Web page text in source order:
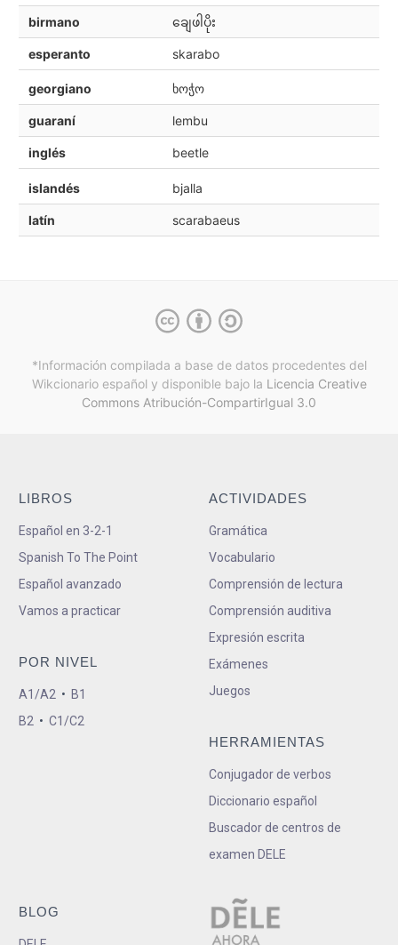
birmano ချေဖါပိုး
esperanto skarabo
georgiano ხოჭო
guaraní lembu
inglés beetle
islandés bjalla
latín scarabaeus
*Información compilada a base de datos procedentes del
Wikcionario español y disponible bajo la Licencia Creative
Commons Atribución-CompartirIgual 3.0
LIBROS
Español en 3-2-1
Spanish To The Point
Español avanzado
Vamos a practicar
POR NIVEL
A1/A2 • B1
B2 • C1/C2
ACTIVIDADES
Gramática
Vocabulario
Comprensión de lectura
Comprensión auditiva
Expresión escrita
Exámenes
Juegos
HERRAMIENTAS
Conjugador de verbos
Diccionario español
Buscador de centros de
examen DELE
BLOG